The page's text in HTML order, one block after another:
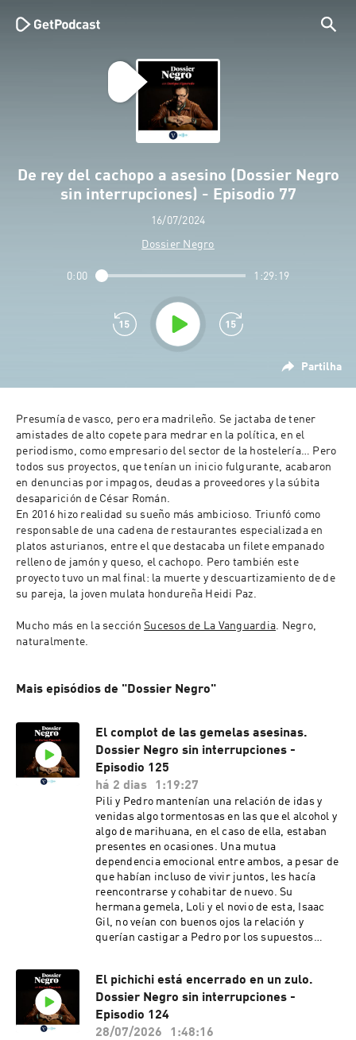
De rey del cachopo a asesino (Dossier Negro
sin interrupciones) - Episodio 77
16/07/2024
Dossier Negro
Partilha
0:00 1:29:19
Presumía de vasco, pero era madrileño. Se jactaba de tener
amistades de alto copete para medrar en la política, en el
periodismo, como empresario del sector de la hostelería… Pero
todos sus proyectos, que tenían un inicio fulgurante, acabaron
en denuncias por impagos, deudas a proveedores y la súbita
desaparición de César Román.
En 2016 hizo realidad su sueño más ambicioso. Triunfó como
responsable de una cadena de restaurantes especializada en
platos asturianos, entre el que destacaba un filete empanado
relleno de jamón y queso, el cachopo. Pero también este
proyecto tuvo un mal final: la muerte y descuartizamiento de de
su pareja, la joven mulata hondureña Heidi Paz.
Mucho más en la sección Sucesos de La Vanguardia. Negro,
naturalmente.
Mais episódios de "Dossier Negro"
El complot de las gemelas asesinas.
Dossier Negro sin interrupciones -
Episodio 125
há 2 dias
1:19:27
Pili y Pedro mantenían una relación de idas y
venidas algo tormentosas en las que el alcohol y
algo de marihuana, en el caso de ella, estaban
presentes en ocasiones. Una mutua
dependencia emocional entre ambos, a pesar de
que habían incluso de vivir juntos, les hacía
reencontrarse y cohabitar de nuevo. Su
hermana gemela, Loli y el novio de esta, Isaac
Gil, no veían con buenos ojos la relación y
querían castigar a Pedro por los supuestos
que una noche, Isaac atacó a Pedro con una
barra de hierro.Mucho más en la sección
Sucesos de La Vanguardia. Negro,
naturalmente.
El pichichi está encerrado en un zulo.
Dossier Negro sin interrupciones -
Episodio 124
28/07/2026
1:48:16